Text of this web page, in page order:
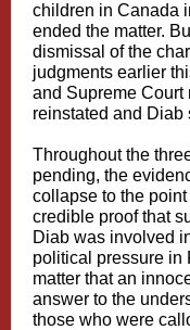
children in Canada
ended the matter.
dismissal of the
judgments earlier
and Supreme Court
reinstated and Diab
Throughout the
pending, the
collapse to the
credible proof that
Diab was involved
political pressure in
matter that an
answer to the
those who were